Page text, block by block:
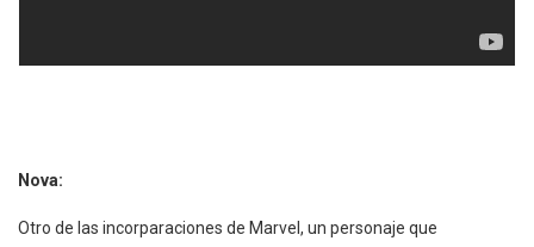
Nova:
Otro de las incorparaciones de Marvel, un personaje que